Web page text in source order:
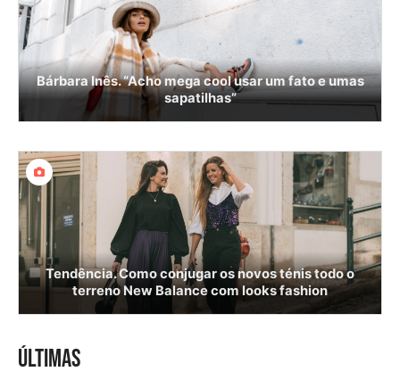
Bárbara Inês. “Acho mega cool usar um fato e umas
sapatilhas”
Tendência. Como conjugar os novos ténis todo o
terreno New Balance com looks fashion
ÚLTIMAS